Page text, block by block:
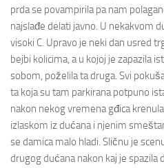
prda se povampirila pa nam
najslađe delati javno. U nekakvom
visoki C. Upravo je neki dan usred
bejbi kolicima, a u kojoj je zapazila
sobom, poželila ta druga. Svi
ta koja su tam parkirana potpuno
nakon nekog vremena gđica
izlaskom iz dućana i njenim
se damica malo hladi. Sličnu je
drugog dućana nakon kaj je spazila